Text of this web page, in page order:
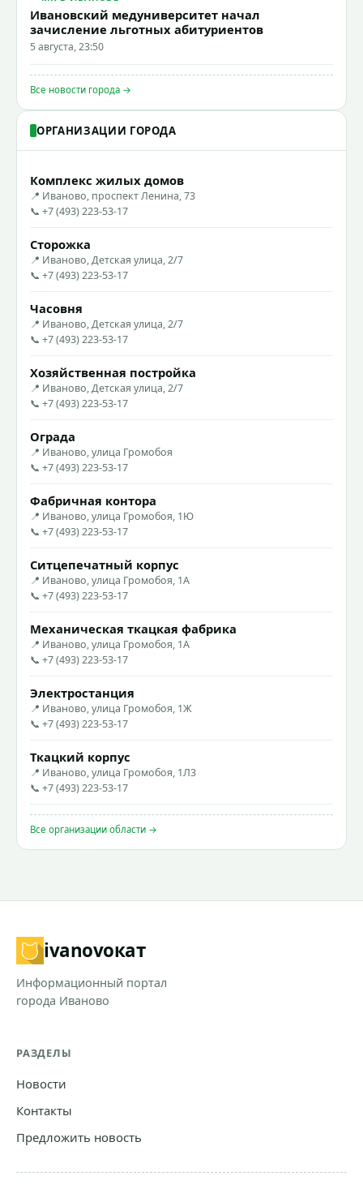
Ивановский медуниверситет начал
зачисление льготных абитуриентов
5 августа, 23:50
Все новости города →
ОРГАНИЗАЦИИ ГОРОДА
Комплекс жилых домов
📍 Иваново, проспект Ленина, 73
📞 +7 (493) 223-53-17
Сторожка
📍 Иваново, Детская улица, 2/7
📞 +7 (493) 223-53-17
Часовня
📍 Иваново, Детская улица, 2/7
📞 +7 (493) 223-53-17
Хозяйственная постройка
📍 Иваново, Детская улица, 2/7
📞 +7 (493) 223-53-17
Ограда
📍 Иваново, улица Громобоя
📞 +7 (493) 223-53-17
Фабричная контора
📍 Иваново, улица Громобоя, 1Ю
📞 +7 (493) 223-53-17
Ситцепечатный корпус
📍 Иваново, улица Громобоя, 1А
📞 +7 (493) 223-53-17
Механическая ткацкая фабрика
📍 Иваново, улица Громобоя, 1А
📞 +7 (493) 223-53-17
Электростанция
📍 Иваново, улица Громобоя, 1Ж
📞 +7 (493) 223-53-17
Ткацкий корпус
📍 Иваново, улица Громобоя, 1Л3
📞 +7 (493) 223-53-17
Все организации области →
ivanovoкат
Информационный портал
города Иваново
РАЗДЕЛЫ
Новости
Контакты
Предложить новость